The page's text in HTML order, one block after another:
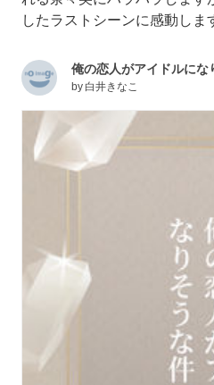
したラストシーンに感動しま
俺の恋人がアイドルにな
by 白井きなこ